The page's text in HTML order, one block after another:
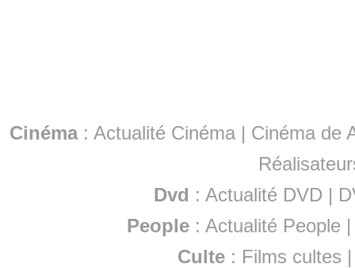
Cinéma: Actualité Cinéma | Cinéma de
Dvd : Actualité DVD |
People :Actualité People
Culte : Films cultes